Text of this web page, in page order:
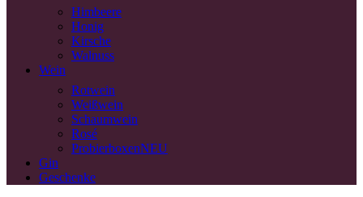
Himbeere
Honig
Kirsche
Walnuss
Wein
Rotwein
Weißwein
Schaumwein
Rosé
ProbierboxenNEU
Gin
Geschenke